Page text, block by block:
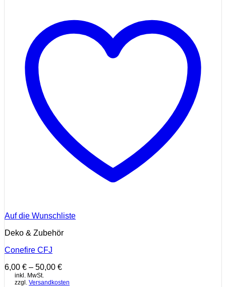
Auf die Wunschliste
Deko & Zubehör
Conefire CFJ
6,00 € – 50,00 €
inkl. MwSt.
zzgl. Versandkosten